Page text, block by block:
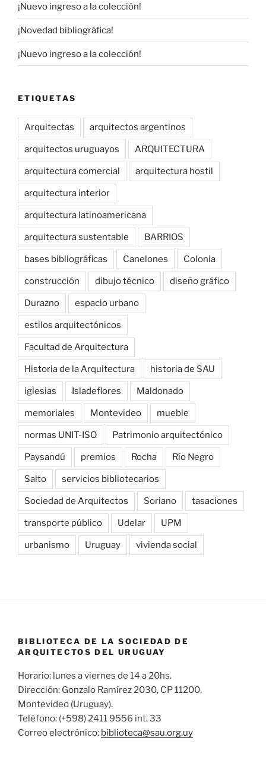
¡Nuevo ingreso a la colección!
¡Novedad bibliográfica!
¡Nuevo ingreso a la colección!
ETIQUETAS
Arquitectas arquitectos argentinos
arquitectos uruguayos ARQUITECTURA
arquitectura comercial arquitectura hostil
arquitectura interior
arquitectura latinoamericana
arquitectura sustentable BARRIOS
bases bibliográficas Canelones Colonia
construcción dibujo técnico diseño gráfico
Durazno espacio urbano
estilos arquitectónicos
Facultad de Arquitectura
Historia de la Arquitectura historia de SAU
iglesias Isladeflores Maldonado
memoriales Montevideo mueble
normas UNIT-ISO Patrimonio arquitectónico
Paysandú premios Rocha Río Negro
Salto servicios bibliotecarios
Sociedad de Arquitectos Soriano tasaciones
transporte público Udelar UPM
urbanismo Uruguay vivienda social
BIBLIOTECA DE LA SOCIEDAD DE
ARQUITECTOS DEL URUGUAY
Horario: lunes a viernes de 14 a 20hs.
Dirección: Gonzalo Ramírez 2030, CP 11200,
Montevideo (Uruguay).
Teléfono: (+598) 2411 9556 int. 33
Correo electrónico: biblioteca@sau.org.uy